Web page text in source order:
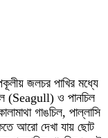
জলচর পাখির মধ্যে
(Seagull) ও পানচিল
গাঙচিল, পাল্লাসি
আরো দেখা যায় ছোট